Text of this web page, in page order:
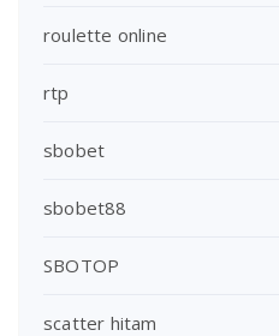
roulette online
rtp
sbobet
sbobet88
SBOTOP
scatter hitam